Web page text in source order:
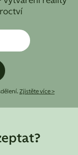
Zjistěte více >